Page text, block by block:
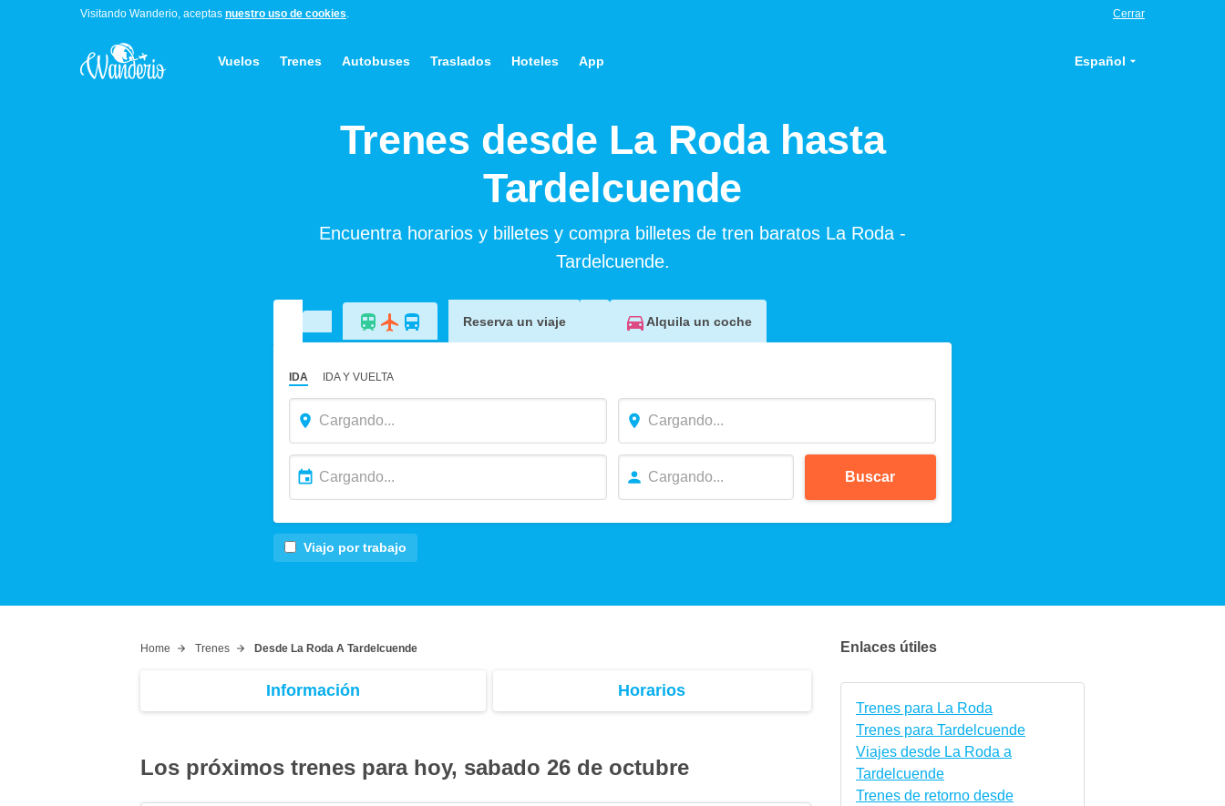
Visitando Wanderio, aceptas nuestro uso de cookies. Cerrar
Vuelos Trenes Autobuses Traslados Hoteles App Español
Trenes desde La Roda hasta
Tardelcuende
Encuentra horarios y billetes y compra billetes de tren baratos La Roda -
Tardelcuende.
Reserva un viaje Alquila un coche
IDA IDA Y VUELTA
Buscar
Viajo por trabajo
Home Trenes Desde La Roda A Tardelcuende
Información Horarios
Los próximos trenes para hoy, sabado 26 de octubre
Enlaces útiles
Trenes para La Roda
Trenes para Tardelcuende
Viajes desde La Roda a
Tardelcuende
Trenes de retorno desde